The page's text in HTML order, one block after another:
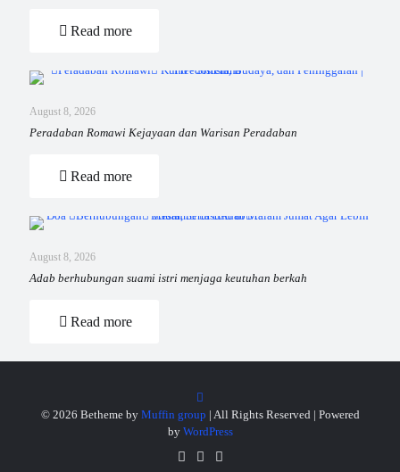
Read more
August 8, 2026
Peradaban Romawi Kejayaan dan Warisan Peradaban
Read more
August 8, 2026
Adab berhubungan suami istri menjaga keutuhan berkah
Read more
© 2026 Betheme by Muffin group | All Rights Reserved | Powered
by WordPress